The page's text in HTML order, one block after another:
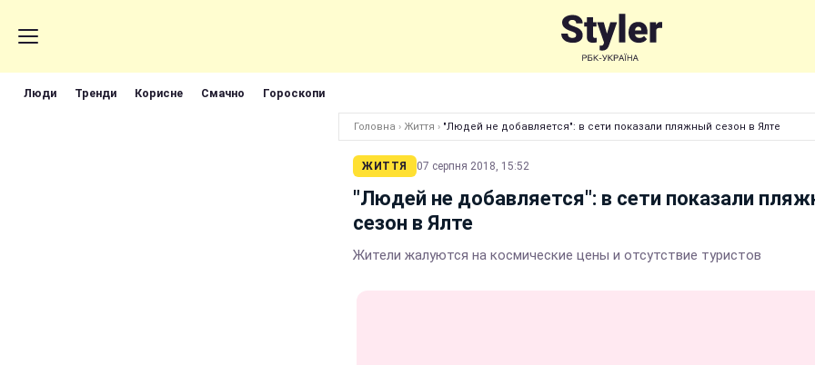
Люди Тренди Корисне Смачно Гороскопи
Головна › Життя › "Людей не добавляется": в сети показали пляжный сезон в Ялте
ЖИТТЯ 07 серпня 2018, 15:52
"Людей не добавляется": в сети показали
сезон в Ялте
Жители жалуются на космические цены и отсутствие туристов